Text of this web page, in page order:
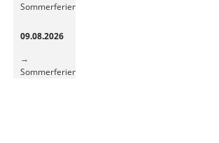
Sommerferien
09.08.2026
Sommerferien